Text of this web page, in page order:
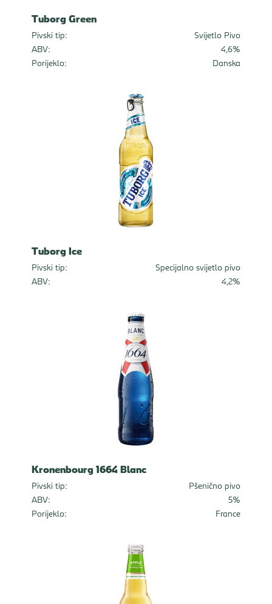
Tuborg Green
Pivski tip:
Svijetlo Pivo
ABV:
4,6%
Porijeklo:
Danska
Tuborg Ice
Pivski tip:
Specijalno svijetlo pivo
ABV:
4,2%
Kronenbourg 1664 Blanc
Pivski tip:
Pšenično pivo
ABV:
5%
Porijeklo:
France